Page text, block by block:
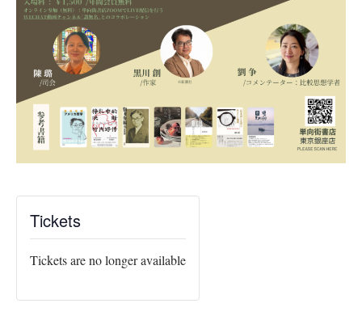
Tickets
Tickets are no longer available